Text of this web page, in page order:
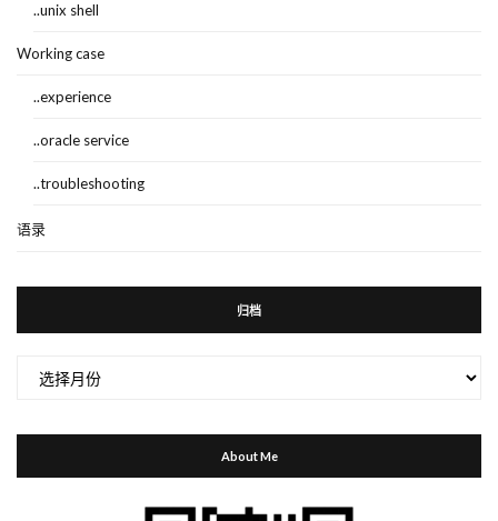
..unix shell
Working case
..experience
..oracle service
..troubleshooting
语录
归档
About Me